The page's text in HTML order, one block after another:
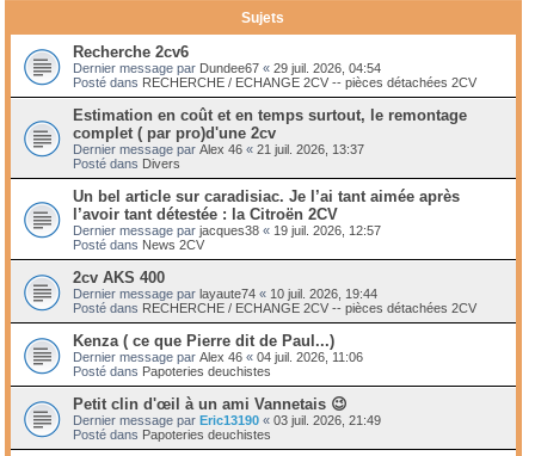
Sujets
Recherche 2cv6
Dernier message par Dundee67 « 29 juil. 2026, 04:54
Posté dans RECHERCHE / ECHANGE 2CV -- pièces détachées 2CV
Estimation en coût et en temps surtout, le remontage
complet ( par pro)d'une 2cv
Dernier message par Alex 46 « 21 juil. 2026, 13:37
Posté dans Divers
Un bel article sur caradisiac. Je l’ai tant aimée après
l’avoir tant détestée : la Citroën 2CV
Dernier message par jacques38 « 19 juil. 2026, 12:57
Posté dans News 2CV
2cv AKS 400
Dernier message par layaute74 « 10 juil. 2026, 19:44
Posté dans RECHERCHE / ECHANGE 2CV -- pièces détachées 2CV
Kenza ( ce que Pierre dit de Paul...)
Dernier message par Alex 46 « 04 juil. 2026, 11:06
Posté dans Papoteries deuchistes
Petit clin d'œil à un ami Vannetais 😉
Dernier message par Eric13190 « 03 juil. 2026, 21:49
Posté dans Papoteries deuchistes